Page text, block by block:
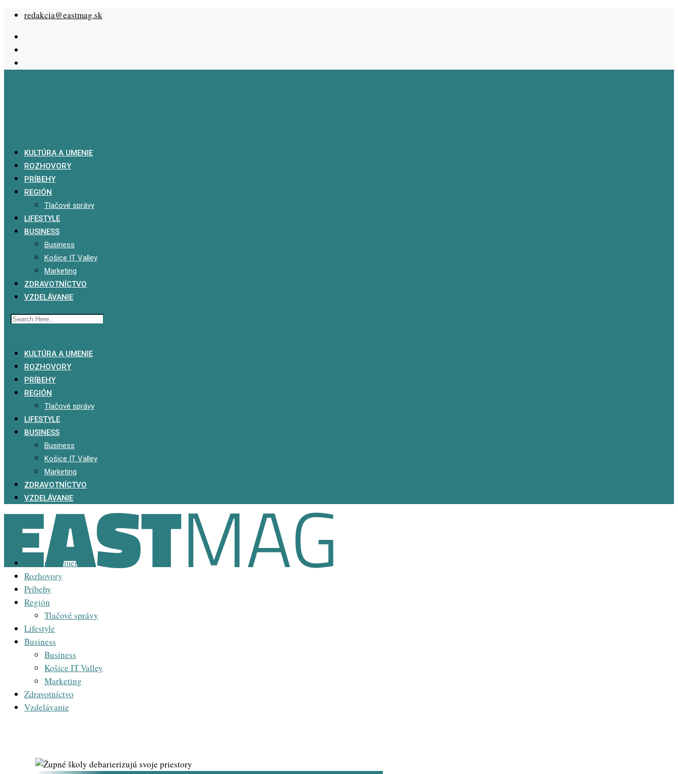
Skip
content
redakcia@eastmag.sk
KULTÚRA A UMENIE
ROZHOVORY
PRÍBEHY
REGIÓN
Tlačové správy
LIFESTYLE
BUSINESS
Business
Košice IT Valley
Marketing
ZDRAVOTNÍCTVO
VZDELÁVANIE
KULTÚRA A UMENIE
ROZHOVORY
PRÍBEHY
REGIÓN
Tlačové správy
LIFESTYLE
BUSINESS
Business
Košice IT Valley
Marketing
ZDRAVOTNÍCTVO
VZDELÁVANIE
Kultúra a umenie
Rozhovory
Príbehy
Región
Tlačové správy
Lifestyle
Business
Business
Košice IT Valley
Marketing
Zdravotníctvo
Vzdelávanie